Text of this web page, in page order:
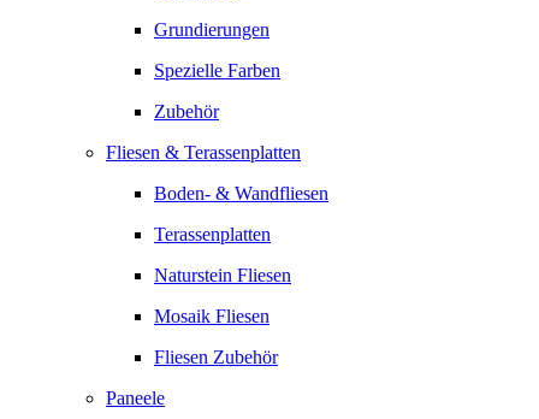
Grundierungen
Spezielle Farben
Zubehör
Fliesen & Terassenplatten
Boden- & Wandfliesen
Terassenplatten
Naturstein Fliesen
Mosaik Fliesen
Fliesen Zubehör
Paneele